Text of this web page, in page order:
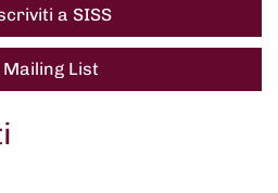
a SISS
Mailing List